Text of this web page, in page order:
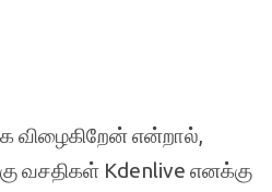
விழைகிறேன் என்றால்,
வசதிகள் Kdenlive எனக்கு